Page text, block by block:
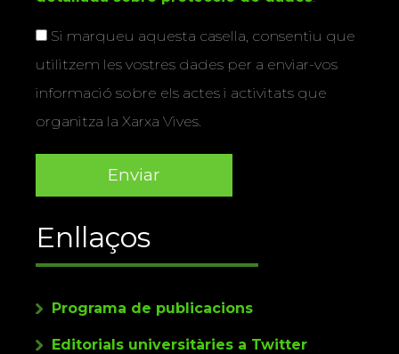
Si marqueu aquesta casella, consentiu que
utilitzem les vostres dades per a enviar-vos
informació sobre els actes i activitats que
organitza la Xarxa Vives.
Enllaços
Programa de publicacions
Editorials universitàries a Twitter